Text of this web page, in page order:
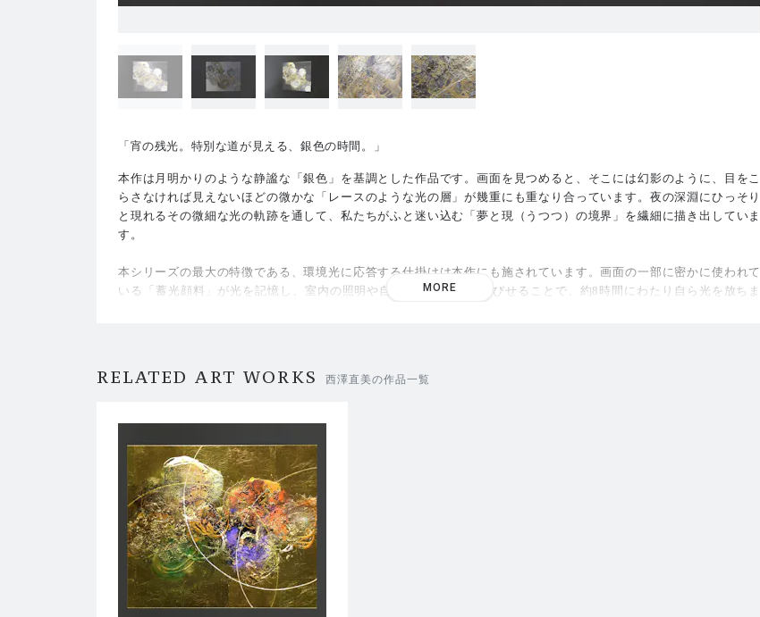
「宵の残光。特別な道が見える、銀色の時間。」
本作は月明かりのような静謐な「銀色」を基調とした作品です。画面を見つめると、そこには幻影のように、目をこ
らさなければ見えないほどの微かな「レースのような光の層」が幾重にも重なり合っています。夜の深淵にひっそり
と現れるその微細な光の軌跡を通して、私たちがふと迷い込む「夢と現（うつつ）の境界」を繊細に描き出していま
す。
本シリーズの最大の特徴である、環境光に応答する仕掛けは本作にも施されています。画面の一部に密かに使われて
いる「蓄光顔料」が光を記憶し、室内の照明や自然光を15分ほど浴びせることで、約8時間にわたり自ら光を放ちま
MORE
RELATED ART WORKS 西澤直美の作品一覧